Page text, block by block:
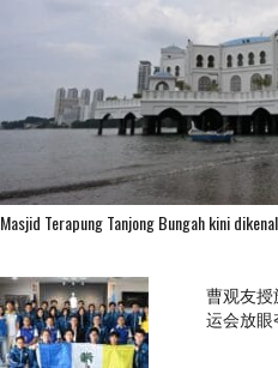
Masjid Terapung Tanjong Bungah kini
曹观友
运会放眼